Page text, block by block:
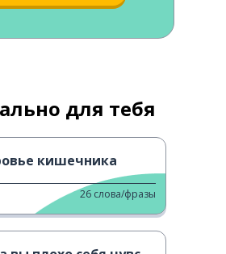
для тебя
кишечника
26 слова/фразы